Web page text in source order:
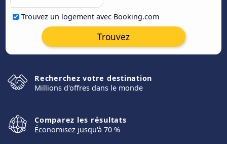
Trouvez un logement avec Booking.com
Trouvez
Recherchez votre destination
Millions d'offres dans le monde
Comparez les résultats
Économisez jusqu'à 70 %